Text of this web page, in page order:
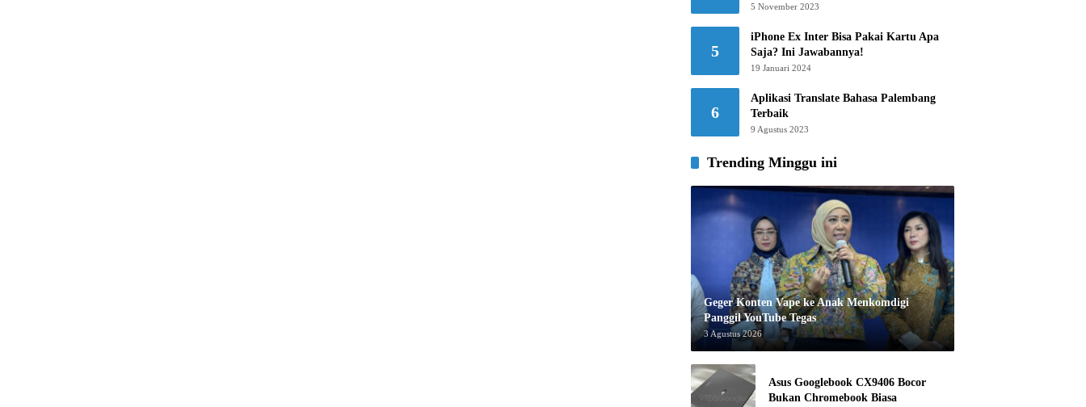
5 November 2023
5
iPhone Ex Inter Bisa Pakai Kartu Apa
Saja? Ini Jawabannya!
19 Januari 2024
6
Aplikasi Translate Bahasa Palembang
Terbaik
9 Agustus 2023
Trending Minggu ini
Geger Konten Vape ke Anak Menkomdigi
Panggil YouTube Tegas
3 Agustus 2026
Asus Googlebook CX9406 Bocor
Bukan Chromebook Biasa